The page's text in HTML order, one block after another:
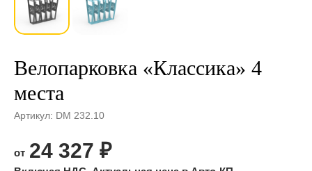
Велопарковка «Классика» 4
места
Артикул: DM 232.10
24 327 ₽